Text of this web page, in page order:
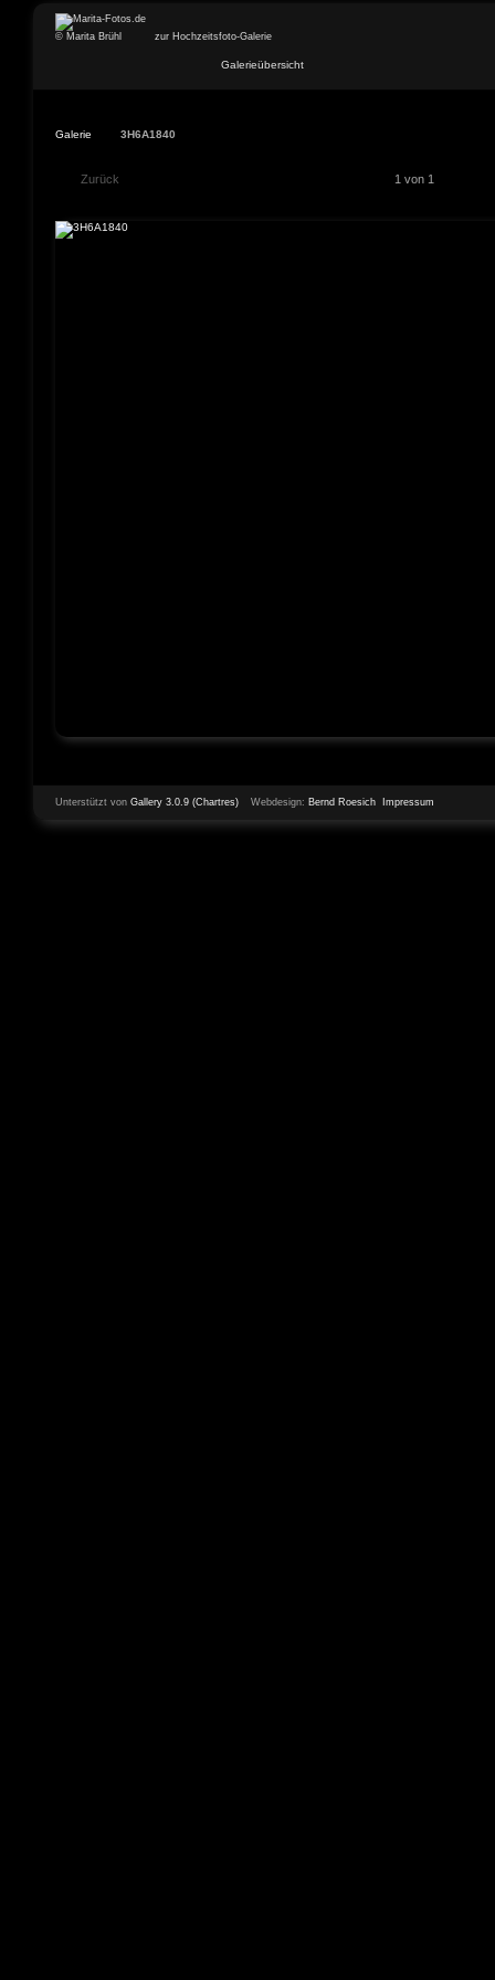
© Marita Brühl zur Hochzeitsfoto-Galerie
Galerieübersicht
Galerie 3H6A1840
Zurück 1 von 1
Unterstützt von Gallery 3.0.9 (Chartres) Webdesign: Bernd Roesich Impressum